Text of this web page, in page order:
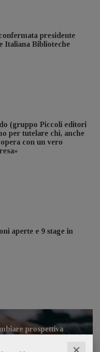
presidente
Italiana Biblioteche
(gruppo Piccoli editori
per tutelare chi, anche
con un vero
aperte e 9 stage in
prospettiva